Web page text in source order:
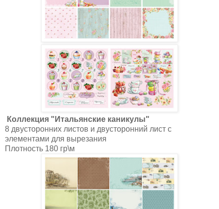
Коллекция "Итальянские каникулы"
8 двусторонних листов и двусторонний лист с
элементами для вырезания
Плотность 180 гр\м